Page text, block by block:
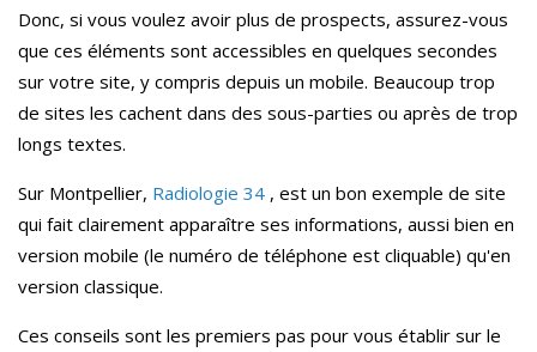
Donc, si vous voulez avoir plus de prospects, assurez-vous
que ces éléments sont accessibles en quelques secondes
sur votre site, y compris depuis un mobile. Beaucoup trop
de sites les cachent dans des sous-parties ou après de trop
longs textes.
Sur Montpellier, Radiologie 34 , est un bon exemple de site
qui fait clairement apparaître ses informations, aussi bien en
version mobile (le numéro de téléphone est cliquable) qu'en
version classique.
Ces conseils sont les premiers pas pour vous établir sur le